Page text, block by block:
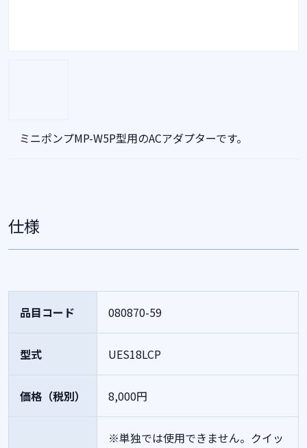
ミニポンプMP-W5P型用のACアダプターです。
仕様
品目コード 080870-59
型式 UES18LCP
価格（税別） 8,000円
※単独では使用できません。クイッ